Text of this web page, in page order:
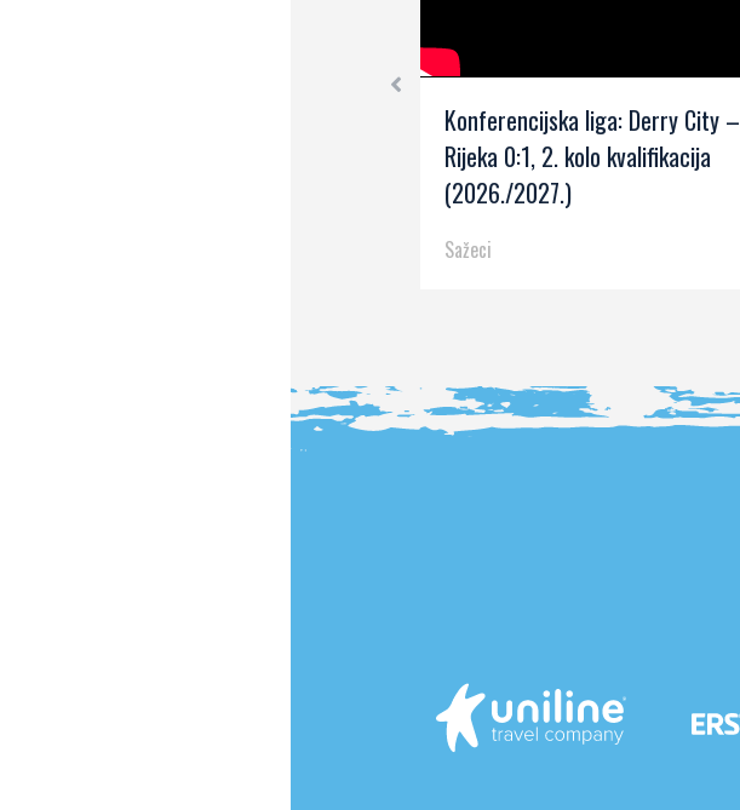
Konferencijska liga: Derry City –
Rijeka 0:1, 2. kolo kvalifikacija
(2026./2027.)
Sažeci